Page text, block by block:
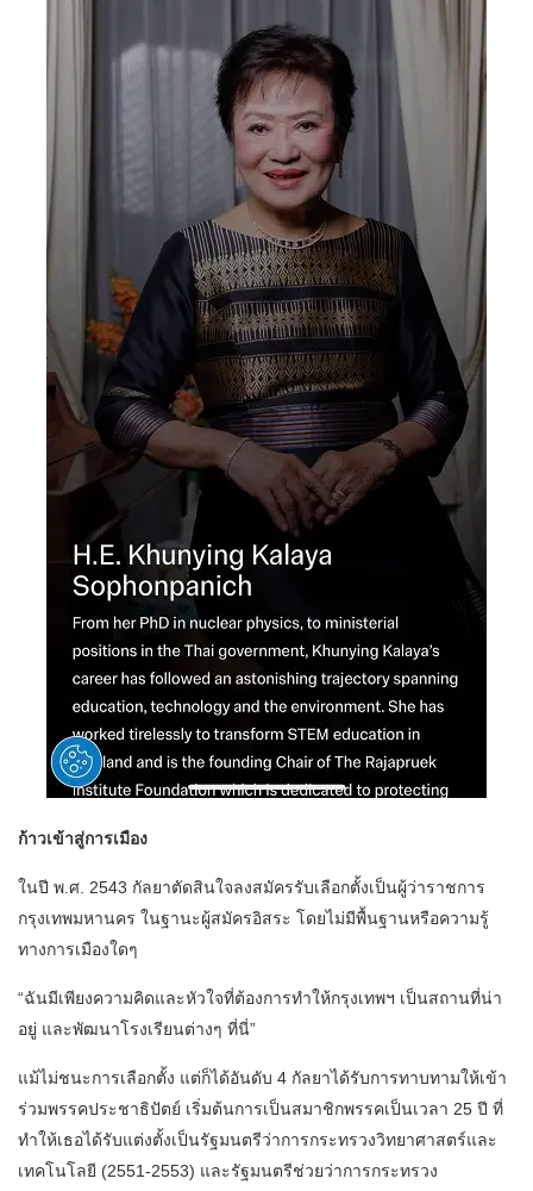
ก้าวเข้าสู่การเมือง
ในปี พ.ศ. 2543 กัลยาตัดสินใจลงสมัครรับเลือกตั้งเป็นผู้ว่าราชการ
กรุงเทพมหานคร ในฐานะผู้สมัครอิสระ โดยไม่มีพื้นฐานหรือความรู้
ทางการเมืองใดๆ
“ฉันมีเพียงความคิดและหัวใจที่ต้องการทำให้กรุงเทพฯ เป็นสถานที่น่า
อยู่ และพัฒนาโรงเรียนต่างๆ ที่นี่”
แม้ไม่ชนะการเลือกตั้ง แต่ก็ได้อันดับ 4 กัลยาได้รับการทาบทามให้เข้า
ร่วมพรรคประชาธิปัตย์ เริ่มต้นการเป็นสมาชิกพรรคเป็นเวลา 25 ปี ที่
ทำให้เธอได้รับแต่งตั้งเป็นรัฐมนตรีว่าการกระทรวงวิทยาศาสตร์และ
เทคโนโลยี (2551-2553) และรัฐมนตรีช่วยว่าการกระทรวง